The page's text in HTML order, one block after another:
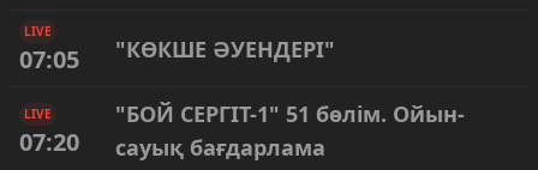
LIVE
07:05 "КӨКШЕ ӘУЕНДЕРІ"
LIVE
07:20
"БОЙ СЕРГІТ-1" 51 бөлім. Ойын-
сауық бағдарлама